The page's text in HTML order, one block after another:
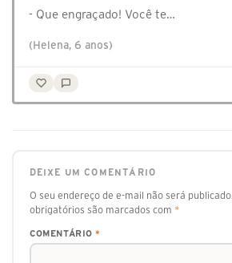
- Que engraçado! Você te…
(Helena, 6 anos)
DEIXE UM COMENTÁRIO
O seu endereço de e-mail não será publicado.
obrigatórios são marcados com *
COMENTÁRIO *